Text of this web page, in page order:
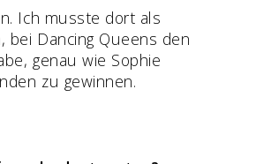
Ich musste dort als
Dancing Queens den
genau wie Sophie
zu gewinnen.